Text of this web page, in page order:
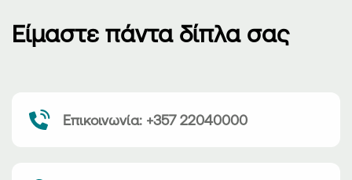
Είμαστε πάντα δίπλα σας
Επικοινωνία: +357 22040000